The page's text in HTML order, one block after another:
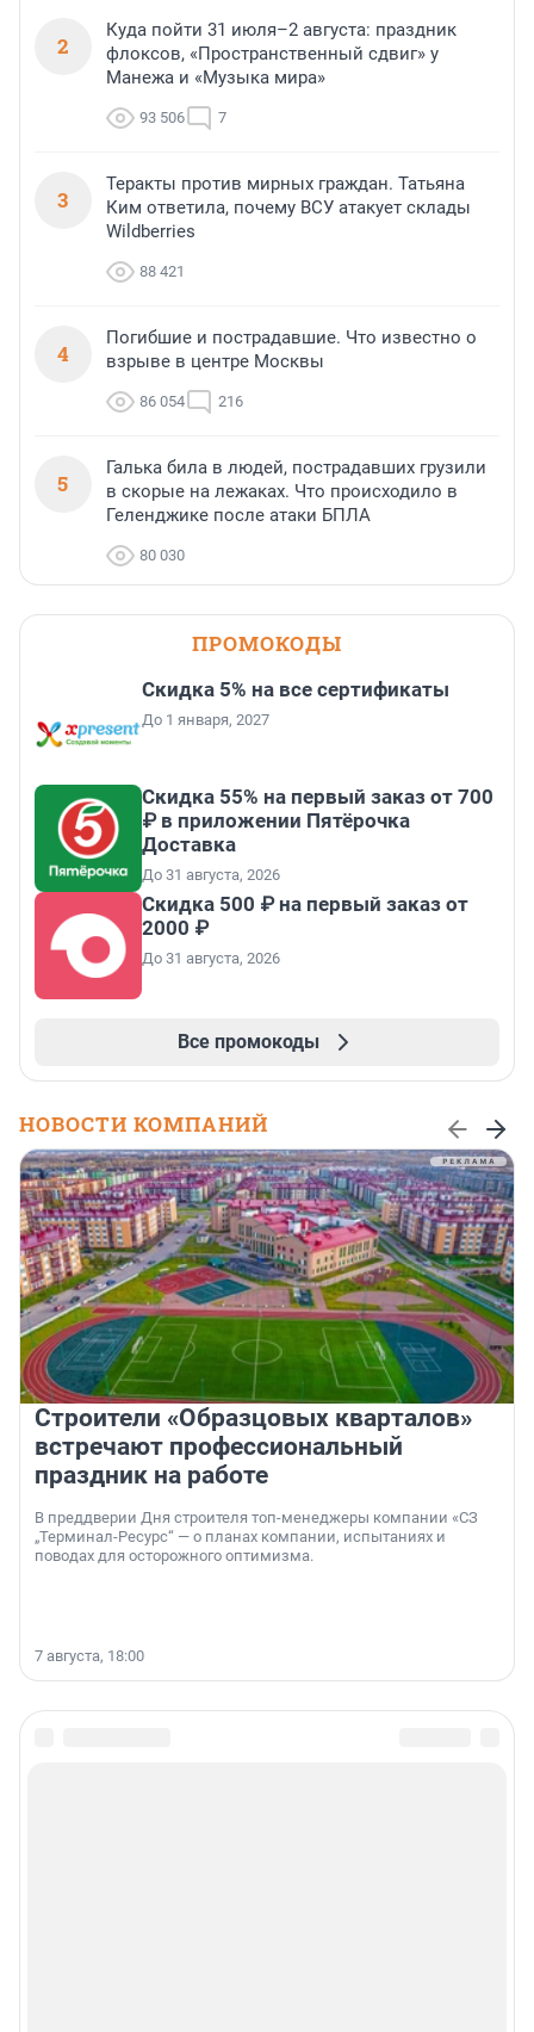
2
Куда пойти 31 июля–2 августа: праздник
флоксов, «Пространственный сдвиг» у
Манежа и «Музыка мира»
93 506 7
3
Теракты против мирных граждан. Татьяна
Ким ответила, почему ВСУ атакует склады
Wildberries
88 421
4
Погибшие и пострадавшие. Что известно о
взрыве в центре Москвы
86 054 216
5
Галька била в людей, пострадавших грузили
в скорые на лежаках. Что происходило в
Геленджике после атаки БПЛА
80 030
ПРОМОКОДЫ
Скидка 5% на все сертификаты
До 1 января, 2027
Скидка 55% на первый заказ от 700
₽ в приложении Пятёрочка
Доставка
До 31 августа, 2026
Скидка 500 ₽ на первый заказ от
2000 ₽
До 31 августа, 2026
Все промокоды
НОВОСТИ КОМПАНИЙ
Строители «Образцовых кварталов»
встречают профессиональный
праздник на работе
В преддверии Дня строителя топ-менеджеры компании «СЗ
„Терминал-Ресурс“ — о планах компании, испытаниях и
поводах для осторожного оптимизма.
7 августа, 18:00